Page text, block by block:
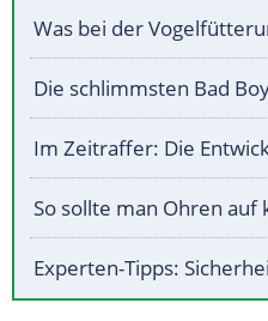
Was bei der
Die schlimmsten Bad
Im Zeitraffer: Die
So sollte man Ohren auf
Experten-Tipps: